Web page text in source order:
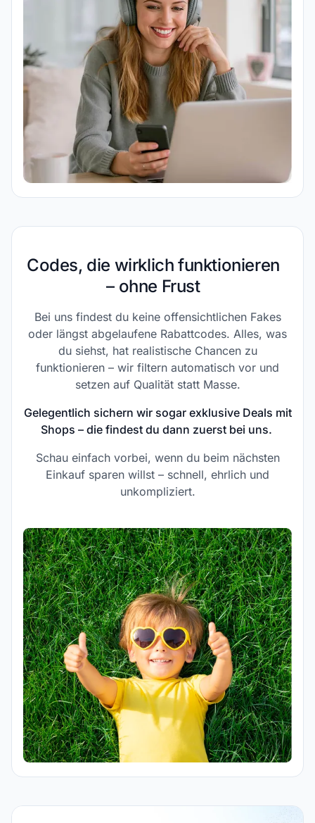
Codes, die wirklich funktionieren
– ohne Frust
Bei uns findest du keine offensichtlichen Fakes
oder längst abgelaufene Rabattcodes. Alles, was
du siehst, hat realistische Chancen zu
funktionieren – wir filtern automatisch vor und
setzen auf Qualität statt Masse.
Gelegentlich sichern wir sogar exklusive Deals mit
Shops – die findest du dann zuerst bei uns.
Schau einfach vorbei, wenn du beim nächsten
Einkauf sparen willst – schnell, ehrlich und
unkompliziert.